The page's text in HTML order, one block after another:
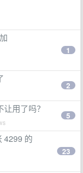
1
2
用了吗？
5
4299 的
23